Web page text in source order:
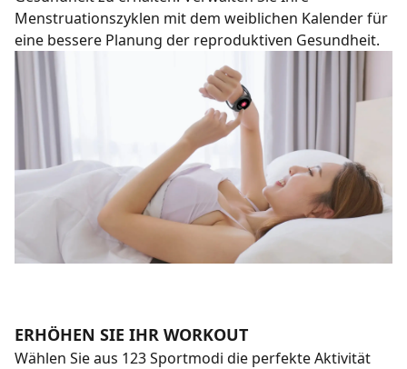
Menstruationszyklen mit dem weiblichen Kalender für
eine bessere Planung der reproduktiven Gesundheit.
ERHÖHEN SIE IHR WORKOUT
Wählen Sie aus 123 Sportmodi die perfekte Aktivität